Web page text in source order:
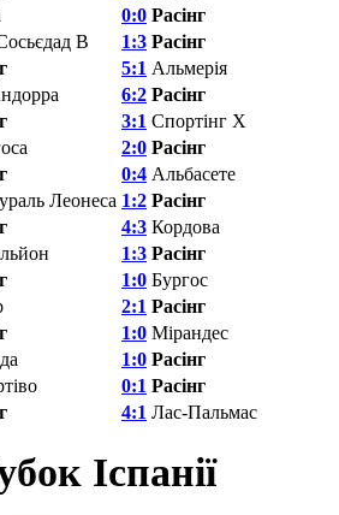
0:0 Расінг
B 1:3 Расінг
5:1 Альмерія
6:2 Расінг
3:1 Спортінг Х
2:0 Расінг
0:4 Альбасете
Леонеса 1:2 Расінг
4:3 Кордова
1:3 Расінг
1:0 Бургос
2:1 Расінг
1:0 Мірандес
1:0 Расінг
0:1 Расінг
4:1 Лас-Пальмас
Іспанії